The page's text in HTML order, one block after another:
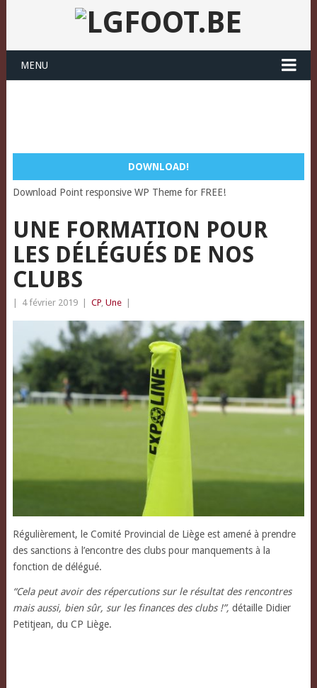
MENU
DOWNLOAD!
Download Point responsive WP Theme for FREE!
UNE FORMATION POUR
LES DÉLÉGUÉS DE NOS
CLUBS
4 février 2019 CP, Une
Régulièrement, le Comité Provincial de Liège est amené à prendre
des sanctions à l’encontre des clubs pour manquements à la
fonction de délégué.
“Cela peut avoir des répercutions sur le résultat des rencontres
mais aussi, bien sûr, sur les finances des clubs !”, détaille Didier
Petitjean, du CP Liège.